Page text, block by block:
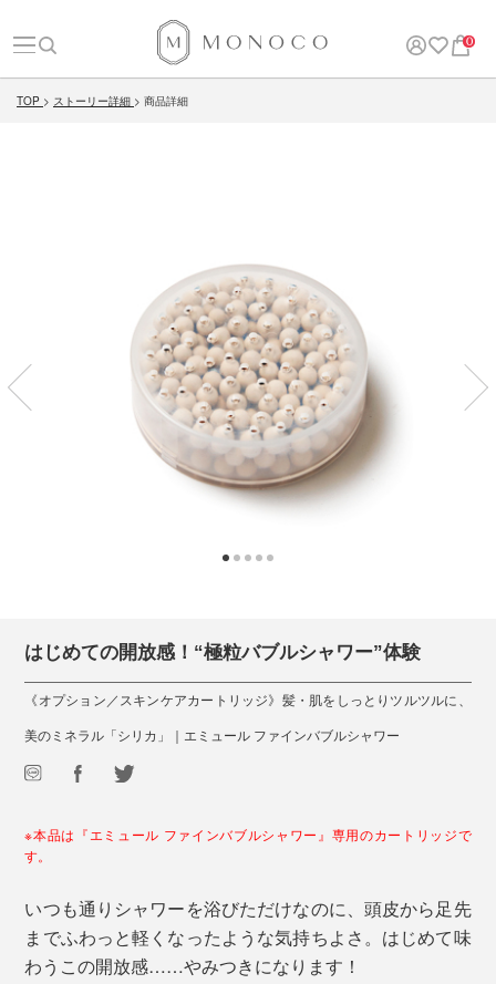
0
TOP ストーリー詳細 商品詳細
はじめての開放感！“極粒バブルシャワー”体験
《オプション／スキンケアカートリッジ》髪・肌をしっとりツルツルに、
美のミネラル「シリカ」｜エミュール ファインバブルシャワー
※本品は『エミュール ファインバブルシャワー』専用のカートリッジで
す。
いつも通りシャワーを浴びただけなのに、頭皮から足先
までふわっと軽くなったような気持ちよさ。はじめて味
わうこの開放感……やみつきになります！